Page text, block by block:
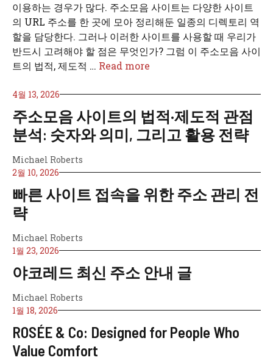
4월 13, 2026
주소모음 사이트의 법적·제도적 관점
분석: 숫자와 의미, 그리고 활용 전략
Michael Roberts
2월 10, 2026
빠른 사이트 접속을 위한 주소 관리 전
략
Michael Roberts
1월 23, 2026
야코레드 최신 주소 안내 글
Michael Roberts
1월 18, 2026
ROSÉE & Co: Designed for People Who
Value Comfort
이용하는 경우가 많다. 주소모음 사이트는 다양한 사이트
의 URL 주소를 한 곳에 모아 정리해둔 일종의 디렉토리 역
할을 담당한다. 그러나 이러한 사이트를 사용할 때 우리가
반드시 고려해야 할 점은 무엇인가? 그럼 이 주소모음 사이
트의 법적, 제도적 … Read more